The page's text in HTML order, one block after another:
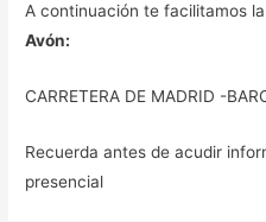
A continuación te facilitamos la
Avón:
CARRETERA DE MADRID -
Recuerda antes de acudir
presencial